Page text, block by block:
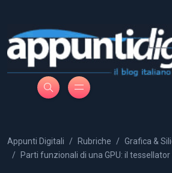
Appunti Digitali Rubriche
Grafica &
Parti funzionali di una GPU: il tessellator